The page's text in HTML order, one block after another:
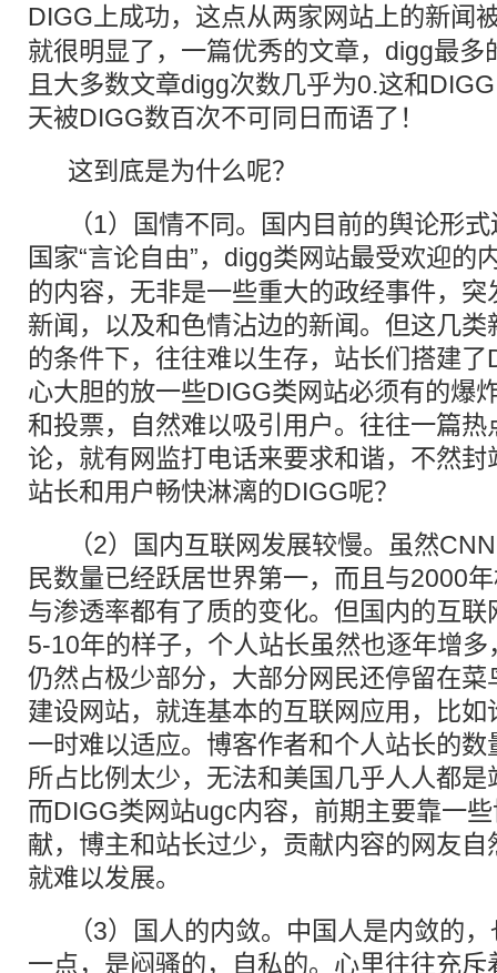
DIGG上成功，这点从两家网站上的新闻
就很明显了，一篇优秀的文章，digg最多
且大多数文章digg次数几乎为0.这和
天被DIGG数百次不可同日而语了！
这到底是为什么呢？
（1）国情不同。国内目前的舆论形式
国家“言论自由”，digg类网站最受欢迎的
的内容，无非是一些重大的政经事件，
新闻，以及和色情沾边的新闻。但这几
的条件下，往往难以生存，站长们搭建
心大胆的放一些DIGG类网站必须有的爆
和投票，自然难以吸引用户。往往一篇
论，就有网监打电话来要求和谐，不然
站长和用户畅快淋漓的DIGG呢？
（2）国内互联网发展较慢。虽然
民数量已经跃居世界第一，而且与2000
与渗透率都有了质的变化。但国内的互
5-10年的样子，个人站长虽然也逐年增
仍然占极少部分，大部分网民还停留在
建设网站，就连基本的互联网应用，比
一时难以适应。博客作者和个人站长的
所占比例太少，无法和美国几乎人人都
而DIGG类网站ugc内容，前期主要靠一
献，博主和站长过少，贡献内容的网友
就难以发展。
（3）国人的内敛。中国人是内敛的，
一点，是闷骚的，自私的。心里往往充